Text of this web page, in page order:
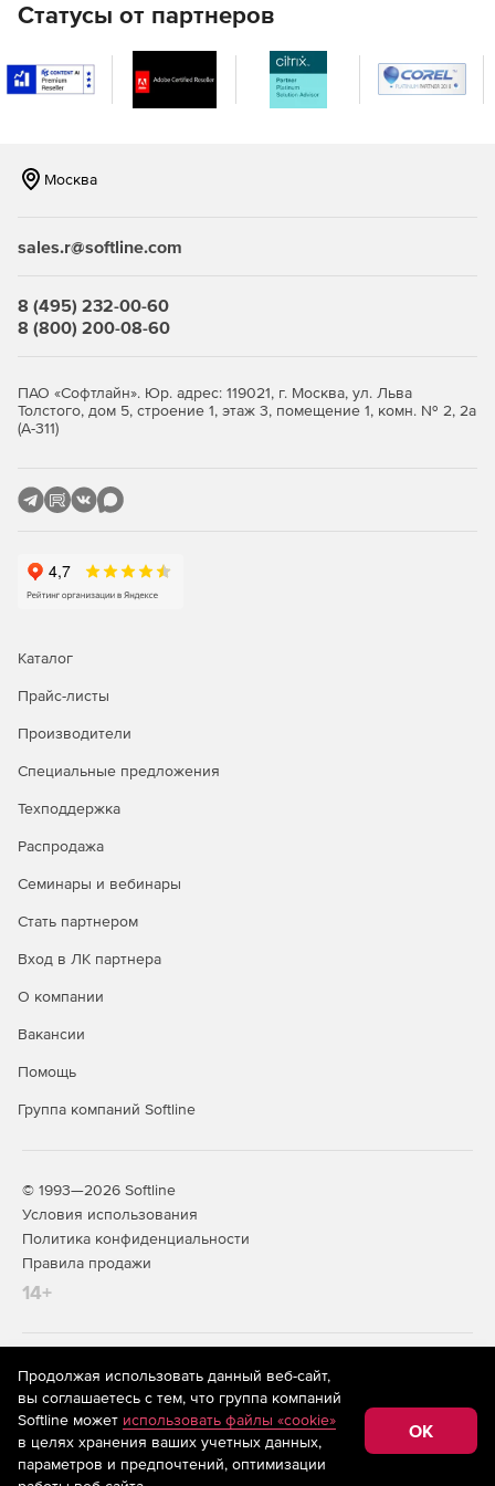
Действия пользователя в базах данных Exchange.
Отчет о перемещении почтовых ящиков.
Мониторинг услуг.
IMAP и т. д.).
Мониторинг потока электронной почты.
Мониторинг хранилища (почтовые ящики, базы
данных и диски).
Мониторинг ЦП и памяти сервера Exchange.
Мониторинг шаблонов входа пользователей.
ящика.
Полный список значений записей контроля доступа
Возможность следить за изменениями свойств
изменения ограничений размера, активированные
почтовые ящики.
Статусы от партнеров
Москва
sales.r@softline.com
8 (495) 232-00-60
8 (800) 200-08-60
ПАО «Софтлайн». Юр. адрес: 119021, г. Москва, ул. Льва
Толстого, дом 5, строение 1, этаж 3, помещение 1, комн. № 2, 2а
(А-311)
Каталог
Прайс-листы
Производители
Специальные предложения
Техподдержка
Распродажа
Семинары и вебинары
Стать партнером
Вход в ЛК партнера
О компании
Вакансии
Помощь
Группа компаний Softline
© 1993—2026 Softline
Условия использования
Политика конфиденциальности
Правила продажи
14+
На информационном ресурсе store.softline.ru применяются
рекомендательные технологии
(информационные технологии
предоставления информации на основе сбора,
систематизации и анализа сведений, относящихся к
предпочтениям пользователей сети «Интернет»,
находящихся на территории Российской Федерации)
Продолжая использовать данный веб-сайт,
вы соглашаетесь с тем, что группа компаний
Softline может использовать файлы «cookie»
в целях хранения ваших учетных данных,
параметров и предпочтений, оптимизации
OK